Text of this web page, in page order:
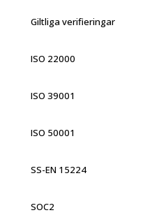
Giltliga verifieringar
ISO 22000
ISO 39001
ISO 50001
SS-EN 15224
SOC2